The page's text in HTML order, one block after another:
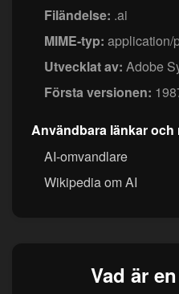
Filändelse: .ai
MIME-typ: application/
Utvecklat av: Adobe
Första versionen:
Användbara länkar och
AI-omvandlare
Wikipedia om AI
Vad är